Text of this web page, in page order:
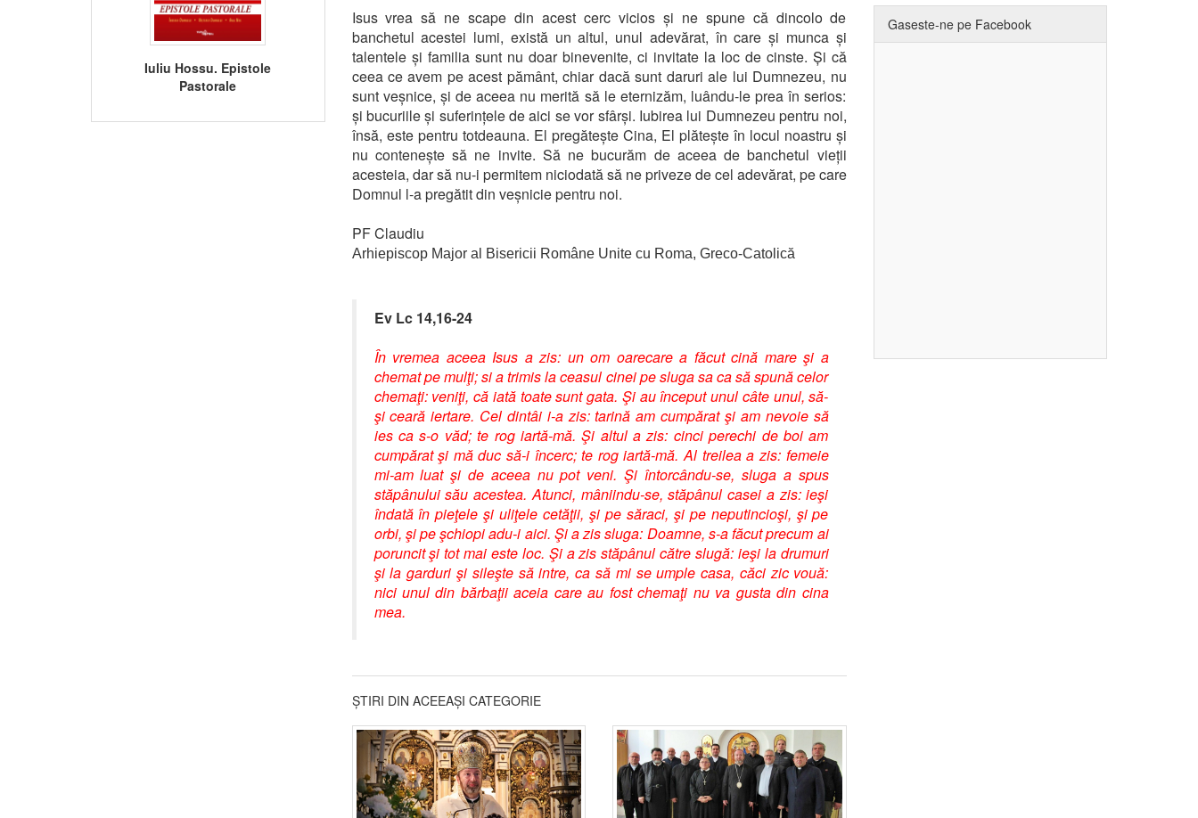
Iuliu Hossu. Epistole
Pastorale
Isus vrea să ne scape din acest cerc vicios și ne spune că dincolo de
banchetul acestei lumi, există un altul, unul adevărat, în care și munca și
talentele și familia sunt nu doar binevenite, ci invitate la loc de cinste. Și că
ceea ce avem pe acest pământ, chiar dacă sunt daruri ale lui Dumnezeu, nu
sunt veșnice, și de aceea nu merită să le eternizăm, luându-le prea în serios:
și bucuriile și suferințele de aici se vor sfârși. Iubirea lui Dumnezeu pentru noi,
însă, este pentru totdeauna. El pregătește Cina, El plătește în locul noastru și
nu contenește să ne invite. Să ne bucurăm de aceea de banchetul vieții
acesteia, dar să nu-i permitem niciodată să ne priveze de cel adevărat, pe care
Domnul l-a pregătit din veșnicie pentru noi.
PF Claudiu
Arhiepiscop Major al Bisericii Române Unite cu Roma, Greco-Catolică
Ev Lc 14,16-24
În vremea aceea Isus a zis: un om oarecare a făcut cină mare şi a
chemat pe mulţi; si a trimis la ceasul cinei pe sluga sa ca să spună celor
chemaţi: veniţi, că iată toate sunt gata. Şi au început unul câte unul, să-
şi ceară iertare. Cel dintâi i-a zis: tarină am cumpărat şi am nevoie să
ies ca s-o văd; te rog iartă-mă. Şi altul a zis: cinci perechi de boi am
cumpărat şi mă duc să-i încerc; te rog iartă-mă. Al treilea a zis: femeie
mi-am luat şi de aceea nu pot veni. Şi întorcându-se, sluga a spus
stăpânului său acestea. Atunci, mâniindu-se, stăpânul casei a zis: ieşi
îndată în pieţele şi uliţele cetăţii, şi pe săraci, şi pe neputincioşi, şi pe
orbi, şi pe şchiopi adu-i aici. Şi a zis sluga: Doamne, s-a făcut precum ai
poruncit şi tot mai este loc. Şi a zis stăpânul către slugă: ieşi la drumuri
şi la garduri şi sileşte să intre, ca să mi se umple casa, căci zic vouă:
nici unul din bărbaţii aceia care au fost chemaţi nu va gusta din cina
mea.
ȘTIRI DIN ACEEAȘI CATEGORIE
Gaseste-ne pe Facebook